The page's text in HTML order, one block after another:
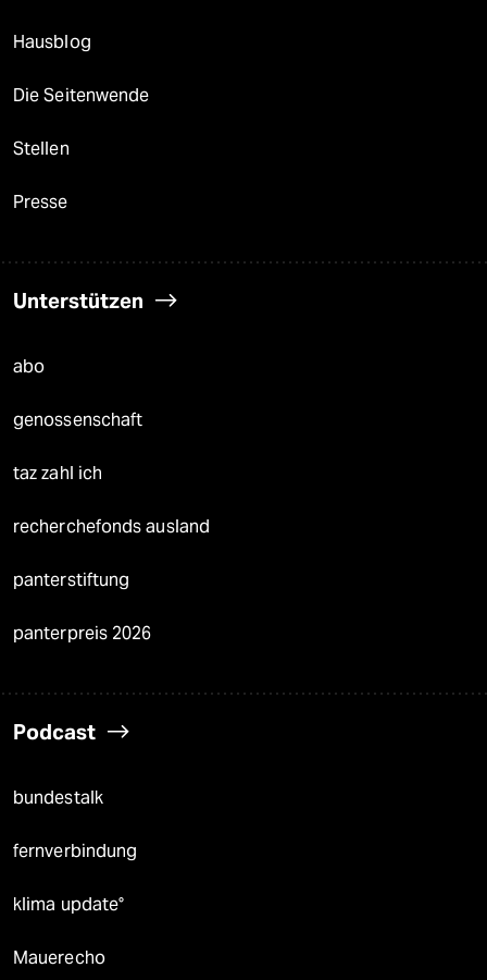
Hausblog
Die Seitenwende
Stellen
Presse
Unterstützen
abo
genossenschaft
taz zahl ich
recherchefonds ausland
panterstiftung
panterpreis 2026
Podcast
bundestalk
fernverbindung
klima update°
Mauerecho